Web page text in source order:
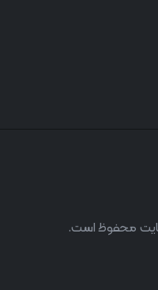
محفوظ است.